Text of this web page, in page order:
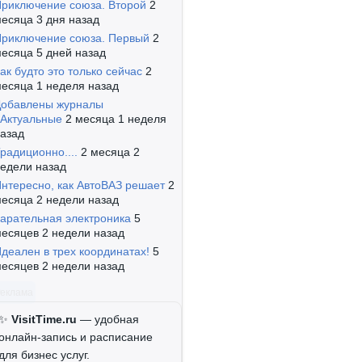
союза. Второй 2
3 дня назад
союза. Первый 2
5 дней назад
будто это только сейчас 2
1 неделя назад
журналы
2 месяца 1 неделя
2 месяца 2
назад
как АвтоВАЗ решает 2
2 недели назад
электроника 5
2 недели назад
в трех координатах! 5
2 недели назад
VisitTime.ru — удобная
запись и расписание
для бизнес услуг.